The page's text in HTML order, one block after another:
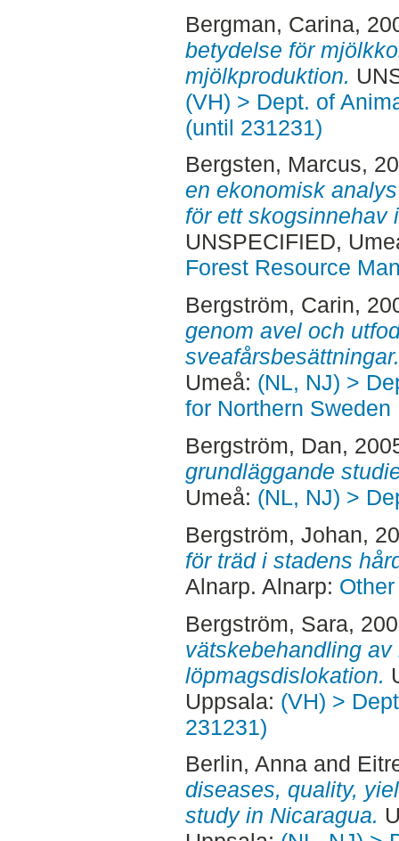
Bergman, Carina,
betydelse för
mjölkproduktion.
(VH) > Dept. of
(until 231231)
Bergsten, Marcus,
en ekonomisk
för ett skogsinnehav
UNSPECIFIED,
Forest Resource
Bergström, Carin,
genom avel och
sveafårsbesättningar.
Umeå: (NL, NJ) >
for Northern Sweden
Bergström, Dan,
grundläggande
Umeå: (NL, NJ) >
Bergström, Johan,
för träd i stadens
Alnarp. Alnarp: Other
Bergström, Sara,
vätskebehandling
löpmagsdislokation.
Uppsala: (VH) >
231231)
Berlin, Annaand
diseases, quality,
study in Nicaragua.